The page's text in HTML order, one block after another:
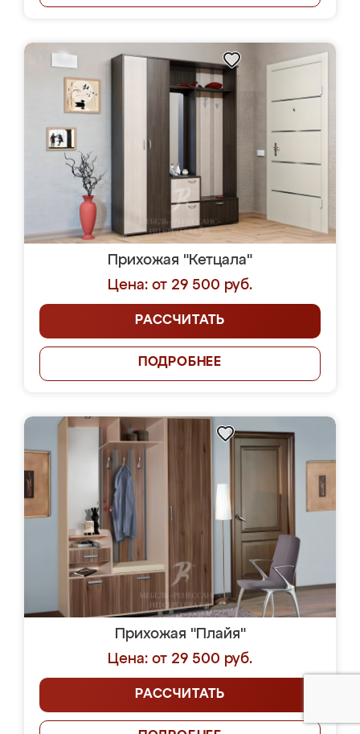
Прихожая "Кетцала"
Цена: от 29 500 руб.
РАССЧИТАТЬ
ПОДРОБНЕЕ
Прихожая "Плайя"
Цена: от 29 500 руб.
РАССЧИТАТЬ